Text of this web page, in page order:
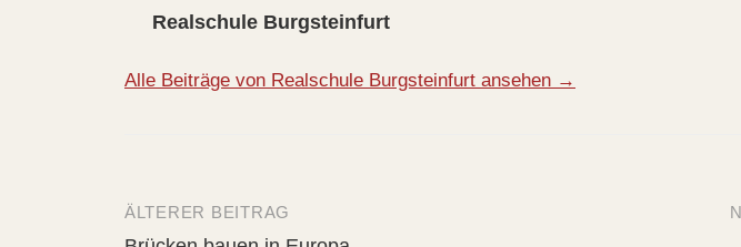
Realschule Burgsteinfurt
Alle Beiträge von Realschule Burgsteinfurt ansehen →
Beitrags-
ÄLTERER BEITRAG